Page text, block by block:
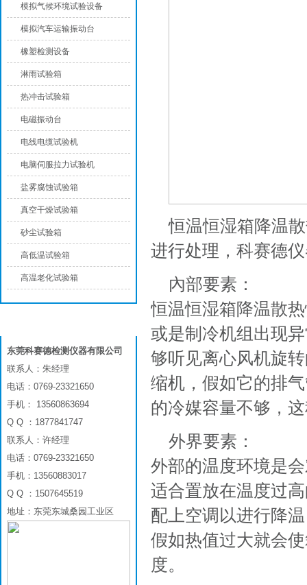
恒温恒湿箱降温
进行处理，科赛德
內部要素：
恒温恒湿箱降温散
或是制冷机组出现
够听见离心风机旋
缩机，假如它的排
的冷媒容量不够，
外界要素：
外部的温度环境是
适合置放在温度过
配上空调以进行降
假如热值过大就会
度。
模拟气候环境试验设备
模拟汽车运输振动台
橡塑检测设备
淋雨试验箱
热冲击试验箱
电磁振动台
电线电缆试验机
电脑伺服拉力试验机
盐雾腐蚀试验箱
真空干燥试验箱
砂尘试验箱
高低温试验箱
高温老化试验箱
东莞科赛德检测仪器有限公司
联系人：朱经理
电话：0769-23321650
手机： 13560863694
Q Q ：1877841747
联系人：许经理
电话：0769-23321650
手机：13560883017
Q Q ：1507645519
地址：东莞东城桑园工业区